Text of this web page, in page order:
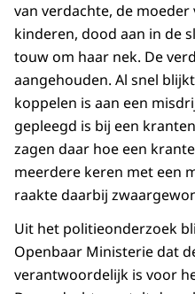
van verdachte, de
kinderen, dood aan in de
touw om haar nek. De
aangehouden. Al snel
koppelen is aan een
gepleegd is bij een
zagen daar hoe een
meerdere keren met een
raakte daarbij
Uit het politieonderzoek
Openbaar Ministerie dat
verantwoordelijk is voor